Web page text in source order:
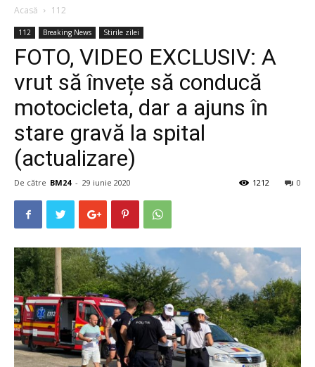
Acasă 112
112 Breaking News Stirile zilei
FOTO, VIDEO EXCLUSIV: A
vrut să învețe să conducă
motocicleta, dar a ajuns în
stare gravă la spital
(actualizare)
De către BM24 - 29 iunie 2020 0
1212